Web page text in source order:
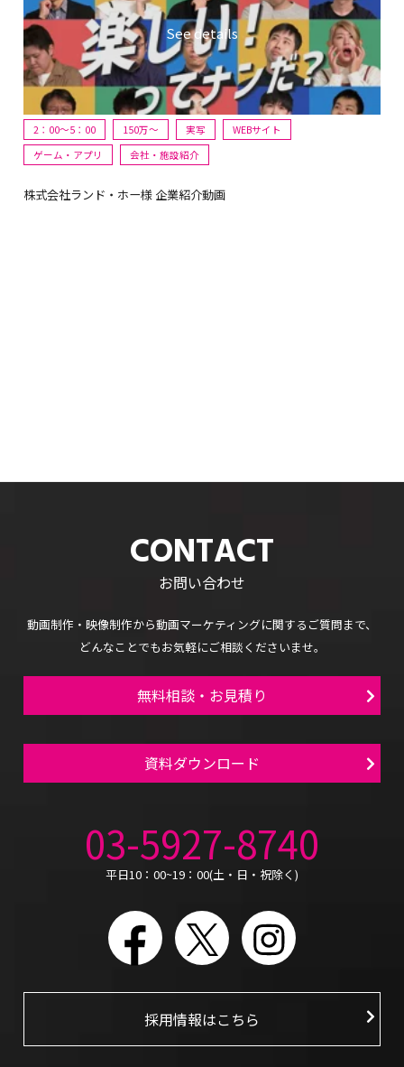
2：00～5：00 150万〜 実写
WEBサイト
ゲーム・アプリ
会社・施設紹介
株式会社ランド・ホー様 企業紹介動画
CONTACT
お問い合わせ
動画制作・映像制作から動画マーケティングに関するご質問まで、
どんなことでもお気軽にご相談くださいませ。
無料相談・お見積り
資料ダウンロード
03-5927-8740
平日10：00~19：00(土・日・祝除く)
FacebookX Instagram
採用情報はこちら